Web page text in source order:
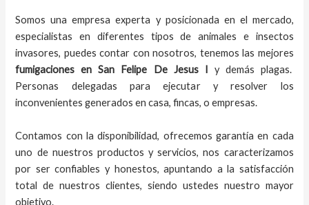
Somos una empresa experta y posicionada en el mercado,
especialistas en diferentes tipos de animales e insectos
invasores, puedes contar con nosotros, tenemos las mejores
fumigaciones enSan Felipe De Jesus I y demás plagas.
Personas delegadas para ejecutar y resolver los
inconvenientes generados en casa, fincas, o empresas.
Contamos con la disponibilidad, ofrecemos garantía en cada
uno de nuestros productos y servicios, nos caracterizamos
por ser confiables y honestos, apuntando a la satisfacción
total de nuestros clientes, siendo ustedes nuestro mayor
objetivo.